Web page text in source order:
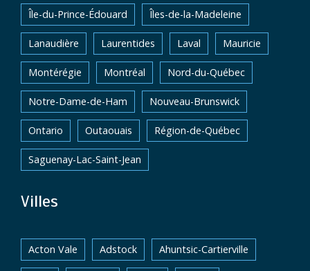
Île-du-Prince-Édouard Îles-de-la-Madeleine
Lanaudière Laurentides Laval Mauricie
Montérégie Montréal Nord-du-Québec
Notre-Dame-de-Ham Nouveau-Brunswick
Ontario Outaouais Région-de-Québec
Saguenay-Lac-Saint-Jean
Villes
Acton Vale Adstock Ahuntsic-Cartierville